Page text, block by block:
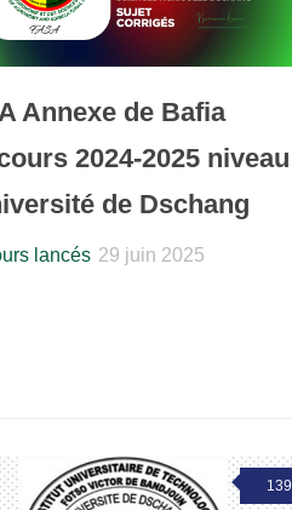
Annexe de Bafia
2024-2025 niveau
de Dschang
lancés 29 juin 2025
139